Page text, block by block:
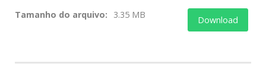
Tamanho do arquivo: 3.35 MB Download